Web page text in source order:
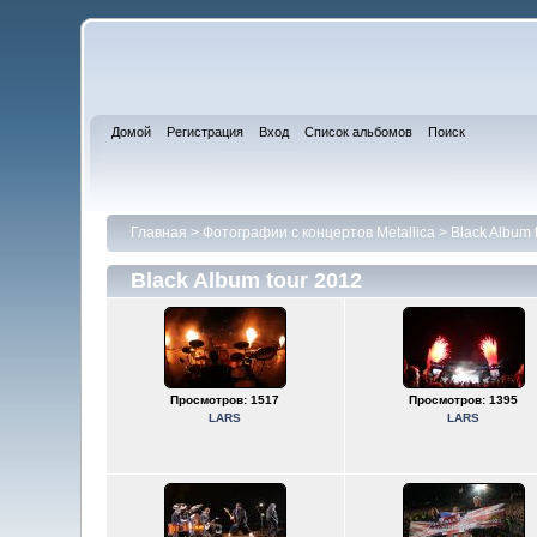
Домой Регистрация Вход Список альбомов Поиск
Главная > Фотографии с концертов Metallica> Black Album
Black Album tour 2012
Просмотров: 1517
LARS
Просмотров: 1395
LARS